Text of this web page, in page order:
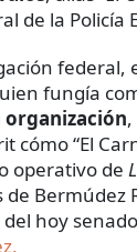
de la Policía
federal,
fungía
cómo “El
operativo de
de Bermúdez
hoy